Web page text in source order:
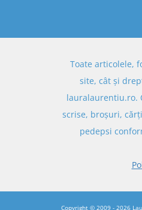
Toate articolele,
site, cât și
lauralaurentiu.ro.
scrise, broșuri,
pedepsi
Copyright © 2009 - 2026